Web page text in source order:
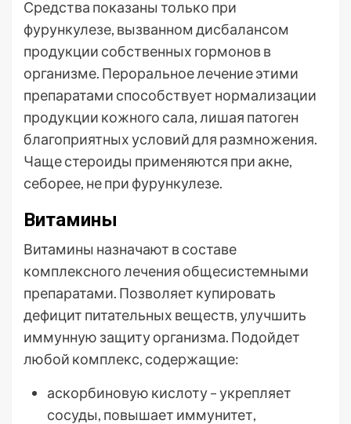
Средства показаны только при
фурункулезе, вызванном дисбалансом
продукции собственных гормонов в
организме. Пероральное лечение этими
препаратами способствует нормализации
продукции кожного сала, лишая патоген
благоприятных условий для размножения.
Чаще стероиды применяются при акне,
себорее, не при фурункулезе.
Витамины
Витамины назначают в составе
комплексного лечения общесистемными
препаратами. Позволяет купировать
дефицит питательных веществ, улучшить
иммунную защиту организма. Подойдет
любой комплекс, содержащие:
аскорбиновую кислоту – укрепляет
сосуды, повышает иммунитет,